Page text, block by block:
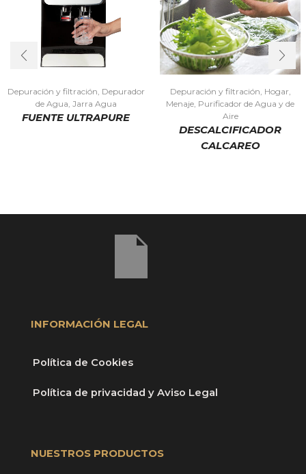
Depuración y filtración, Depurador
de Agua, Jarra Agua
FUENTE ULTRAPURE
Depuración y filtración, Hogar,
Menaje, Purificador de Agua y de
Aire
DESCALCIFICADOR
CALCAREO
INFORMACIÓN LEGAL
Política de Cookies
Política de privacidad y Aviso Legal
NUESTROS PRODUCTOS